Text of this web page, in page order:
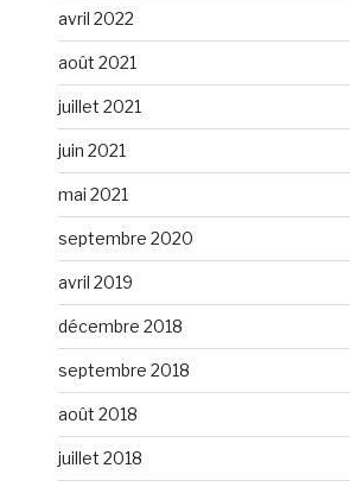
avril 2022
août 2021
juillet 2021
juin 2021
mai 2021
septembre 2020
avril 2019
décembre 2018
septembre 2018
août 2018
juillet 2018